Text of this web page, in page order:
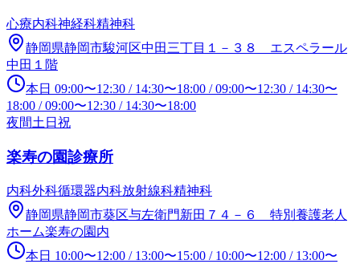
心療内科神経科精神科
静岡県静岡市駿河区中田三丁目１－３８ エスペラール
中田１階
本日 09:00〜12:30 / 14:30〜18:00 /09:00〜12:30 / 14:30〜
18:00 /09:00〜12:30 / 14:30〜18:00
夜間土日祝
楽寿の園診療所
内科外科循環器内科放射線科精神科
静岡県静岡市葵区与左衛門新田７４－６ 特別養護老人
ホーム楽寿の園内
本日 10:00〜12:00 / 13:00〜15:00 / 10:00〜12:00 / 13:00〜